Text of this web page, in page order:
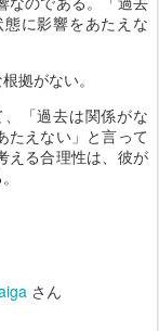
に影響をあたえな
拠がない。
「過去は関係がな
たえない」と言って
える合理性は、彼が
さん